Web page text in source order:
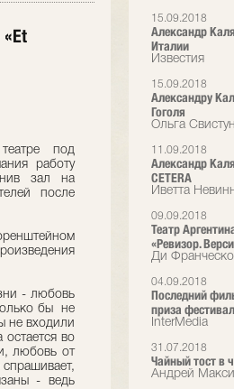
15.09.2018
Александр
Италии
Известия
15.09.2018
Александру
Гоголя
Ольга
11.09.2018
Александр
CETERA
Иветта
09.09.2018
Театр
«Ревизор.
Ди Франческо
04.09.2018
Последний
приза
InterMedia
31.07.2018
Чайный тост в
Андрей
театре под
работу
зал на
после
- любовь
бы не
не входили
во
любовь от
- ведь